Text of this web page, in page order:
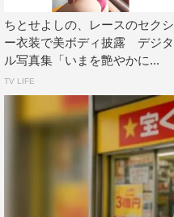
ちとせよしの、レースのセクシ
ー衣装で美ボディ披露 デジタ
ル写真集「いまを艶やかに...
TV LIFE